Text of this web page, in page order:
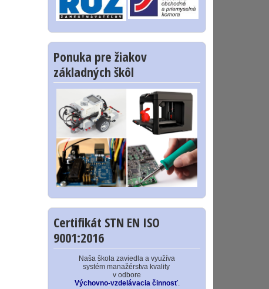
Ponuka pre žiakov
základných škôl
Certifikát STN EN ISO
9001:2016
Naša škola zaviedla a využíva
systém manažérstva kvality
v odbore
Výchovno-vzdelávacia činnosť.